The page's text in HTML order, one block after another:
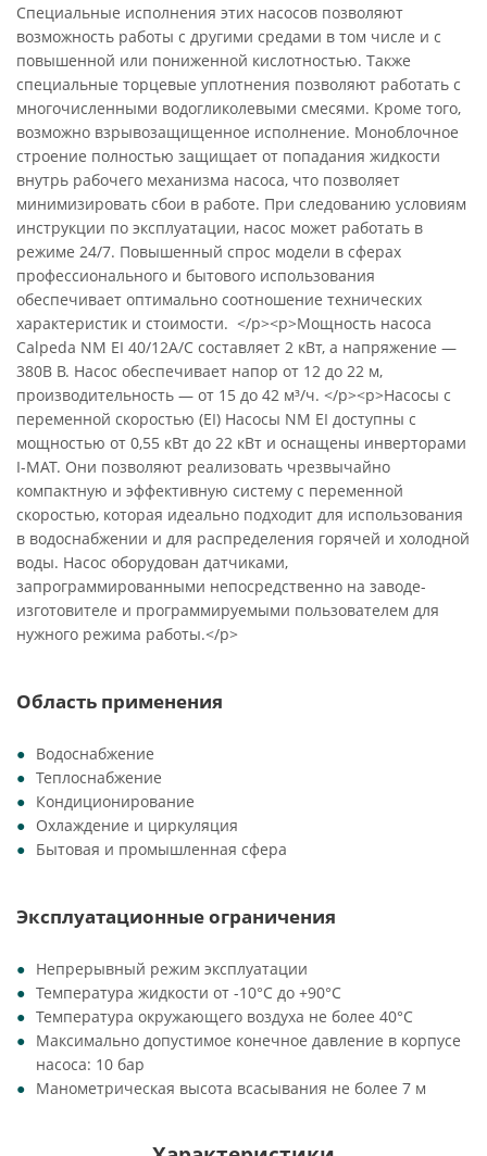
Специальные исполнения этих насосов позволяют
возможность работы с другими средами в том числе и с
повышенной или пониженной кислотностью. Также
специальные торцевые уплотнения позволяют работать с
многочисленными водогликолевыми смесями. Кроме того,
возможно взрывозащищенное исполнение. Моноблочное
строение полностью защищает от попадания жидкости
внутрь рабочего механизма насоса, что позволяет
минимизировать сбои в работе. При следованию условиям
инструкции по эксплуатации, насос может работать в
режиме 24/7. Повышенный спрос модели в сферах
профессионального и бытового использования
обеспечивает оптимально соотношение технических
характеристик и стоимости. </p><p>Мощность насоса
Calpeda NM EI 40/12A/C составляет 2 кВт, а напряжение —
380В В. Насос обеспечивает напор от 12 до 22 м,
производительность — от 15 до 42 м³/ч. </p><p>Насосы с
переменной скоростью (EI) Насосы NM EI доступны с
мощностью от 0,55 кВт до 22 кВт и оснащены инверторами
I-MAT. Они позволяют реализовать чрезвычайно
компактную и эффективную систему с переменной
скоростью, которая идеально подходит для использования
в водоснабжении и для распределения горячей и холодной
воды. Насос оборудован датчиками,
запрограммированными непосредственно на заводе-
изготовителе и программируемыми пользователем для
нужного режима работы.</p>
Область применения
Водоснабжение
Теплоснабжение
Кондиционирование
Охлаждение и циркуляция
Бытовая и промышленная сфера
Эксплуатационные ограничения
Непрерывный режим эксплуатации
Температура жидкости от -10°C до +90°C
Температура окружающего воздуха не более 40°C
Максимально допустимое конечное давление в корпусе
насоса: 10 бар
Манометрическая высота всасывания не более 7 м